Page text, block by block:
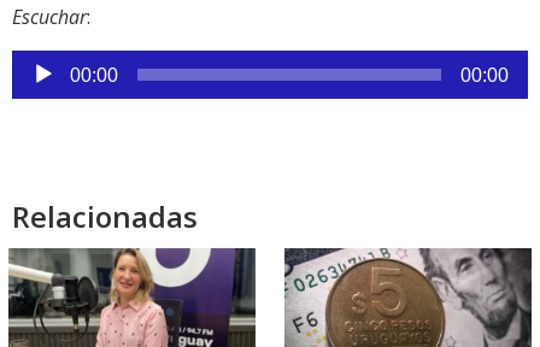
Escuchar:
Reproductor
de
00:00 00:00
Relacionadas